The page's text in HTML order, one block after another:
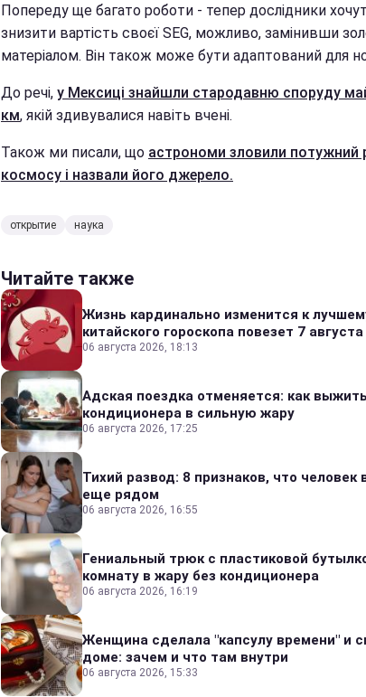
Попереду ще багато роботи - тепер дослідники
знизити вартість своєї SEG, можливо, замінивши
матеріалом. Він також може бути адаптований для
До речі, у Мексиці знайшли стародавню споруду
км, якій здивувалися навіть вчені.
Також ми писали, що астрономи зловили потужний
космосу і назвали його джерело.
открытие наука
Читайте также
Жизнь кардинально изменится к
китайского гороскопа повезет 7 августа
06 августа 2026, 18:13
Адская поездка отменяется: как
кондиционера в сильную жару
06 августа 2026, 17:25
Тихий развод: 8 признаков, что человек
еще рядом
06 августа 2026, 16:55
Гениальный трюк с пластиковой
комнату в жару без кондиционера
06 августа 2026, 16:19
Женщина сделала "капсулу времени" и
доме: зачем и что там внутри
06 августа 2026, 15:33